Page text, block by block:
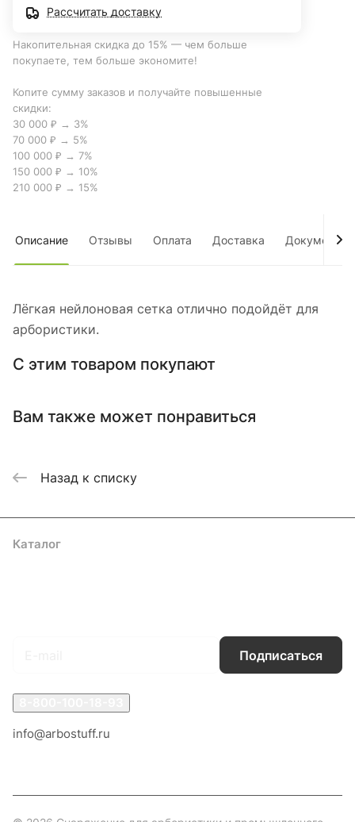
Рассчитать доставку
Накопительная скидка до 15% — чем больше
покупаете, тем больше экономите!
Копите сумму заказов и получайте повышенные
скидки:
30 000 ₽ → 3%
70 000 ₽ → 5%
100 000 ₽ → 7%
150 000 ₽ → 10%
210 000 ₽ → 15%
Описание Отзывы Оплата Доставка Документы
Лёгкая нейлоновая сетка отлично подойдёт для
арбористики.
С этим товаром покупают
Вам также может понравиться
Назад к списку
Каталог
Подписаться
info@arbostuff.ru